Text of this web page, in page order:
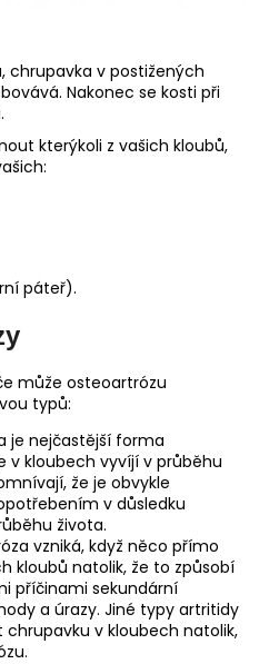
chrupavka v postižených
Nakonec se kosti při
kterýkoli z vašich kloubů,
páteř).
může osteoartrózu
typů:
je nejčastější forma
v kloubech vyvíjí v průběhu
že je obvykle
v důsledku
života.
vzniká, když něco přímo
kloubů natolik, že to způsobí
příčinami sekundární
a úrazy. Jiné typy artritidy
v kloubech natolik,